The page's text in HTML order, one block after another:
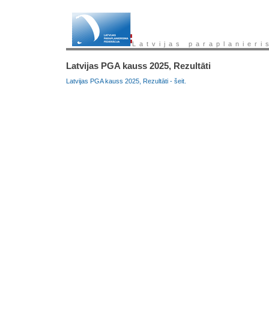
Latvijas
Latvijas PGA kauss 2025, Rezultāti
Latvijas PGA kauss 2025, Rezultāti - šeit.